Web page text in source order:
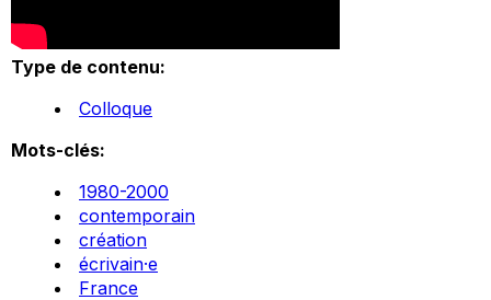
Type de contenu:
Colloque
Mots-clés:
1980-2000
contemporain
création
écrivain·e
France